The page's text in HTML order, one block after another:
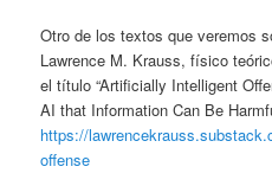
Otro de los textos que veremos
Lawrence M. Krauss, físico
el título “Artificially Intelligent
AI that Information Can Be
https://
offense